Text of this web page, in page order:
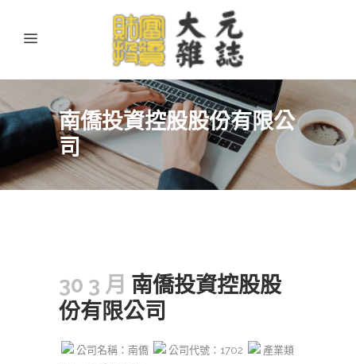
南僑投資控股股份有限公
司
30 3 月 南僑投資控股股
份有限公司
公司名稱：南僑 公司代號：1702
產業類